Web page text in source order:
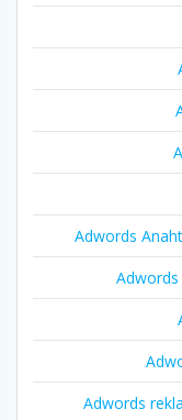
Adwords
Adwords